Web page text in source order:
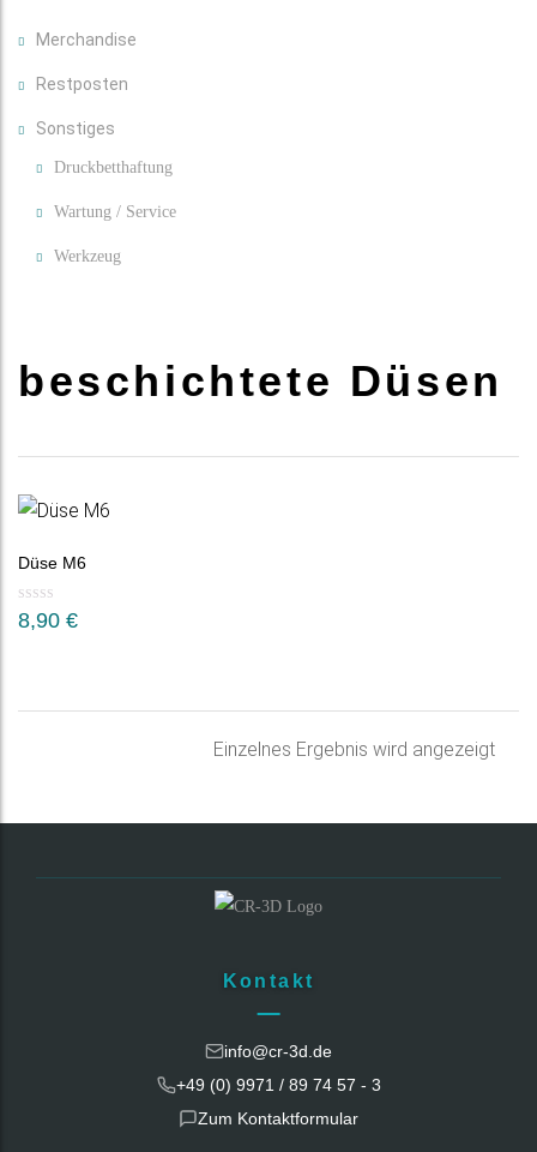
Merchandise
Restposten
Sonstiges
Druckbetthaftung
Wartung / Service
Werkzeug
beschichtete Düsen
Düse M6
8,90 €
Einzelnes Ergebnis wird angezeigt
Kontakt
info@cr-3d.de
+49 (0) 9971 / 89 74 57 - 3
Zum Kontaktformular